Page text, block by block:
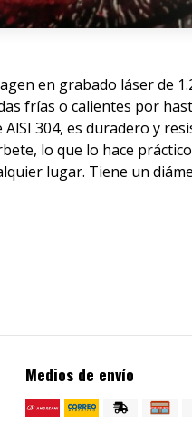
en grabado láser de
frías o calientes por
304, es duradero y
lo que lo hace
lugar. Tiene un
Medios de envío